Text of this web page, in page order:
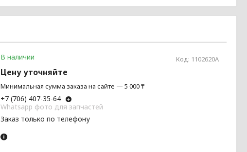
В наличии Код: 1102620A
Цену уточняйте
Минимальная сумма заказа на сайте — 5 000 ₸
+7 (706) 407-35-64
Whatsapp фото для запчастей
Заказ только по телефону